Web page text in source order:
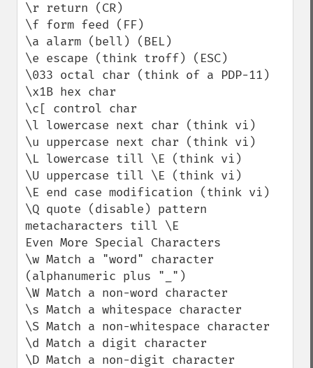
\r return (CR)
\f form feed (FF)
\a alarm (bell) (BEL)
\e escape (think troff) (ESC)
\033 octal char (think of a PDP-11)
\x1B hex char
\c[ control char
\l lowercase next char (think vi)
\u uppercase next char (think vi)
\L lowercase till \E (think vi)
\U uppercase till \E (think vi)
\E end case modification (think vi)
\Q quote (disable) pattern
metacharacters till \E
Even More Special Characters
\w Match a "word" character
(alphanumeric plus "_")
\W Match a non-word character
\s Match a whitespace character
\S Match a non-whitespace character
\d Match a digit character
\D Match a non-digit character